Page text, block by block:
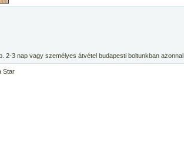
2-3 nap vagy személyes átvétel budapesti boltunkban azonnal
Star